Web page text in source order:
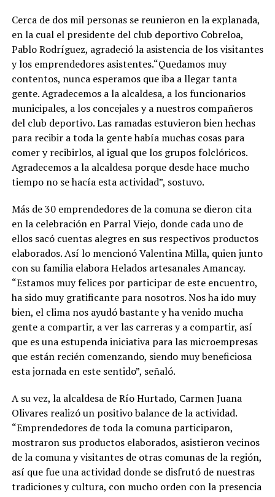
Cerca de dos mil personas se reunieron en la explanada,
en la cual el presidente del club deportivo Cobreloa,
Pablo Rodríguez, agradeció la asistencia de los visitantes
y los emprendedores asistentes.“Quedamos muy
contentos, nunca esperamos que iba a llegar tanta
gente. Agradecemos a la alcaldesa, a los funcionarios
municipales, a los concejales y a nuestros compañeros
del club deportivo. Las ramadas estuvieron bien hechas
para recibir a toda la gente había muchas cosas para
comer y recibirlos, al igual que los grupos folclóricos.
Agradecemos a la alcaldesa porque desde hace mucho
tiempo no se hacía esta actividad”, sostuvo.
Más de 30 emprendedores de la comuna se dieron cita
en la celebración en Parral Viejo, donde cada uno de
ellos sacó cuentas alegres en sus respectivos productos
elaborados. Así lo mencionó Valentina Milla, quien junto
con su familia elabora Helados artesanales Amancay.
“Estamos muy felices por participar de este encuentro,
ha sido muy gratificante para nosotros. Nos ha ido muy
bien, el clima nos ayudó bastante y ha venido mucha
gente a compartir, a ver las carreras y a compartir, así
que es una estupenda iniciativa para las microempresas
que están recién comenzando, siendo muy beneficiosa
esta jornada en este sentido”, señaló.
A su vez, la alcaldesa de Río Hurtado, Carmen Juana
Olivares realizó un positivo balance de la actividad.
“Emprendedores de toda la comuna participaron,
mostraron sus productos elaborados, asistieron vecinos
de la comuna y visitantes de otras comunas de la región,
así que fue una actividad donde se disfrutó de nuestras
tradiciones y cultura, con mucho orden con la presencia